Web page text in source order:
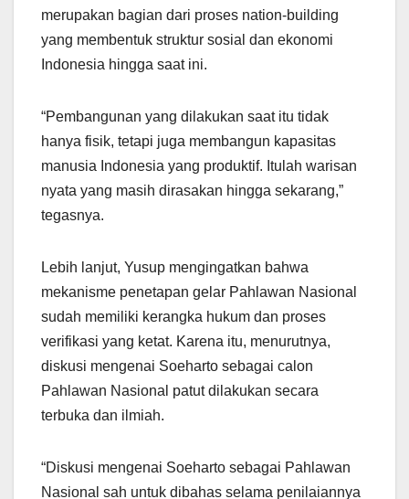
merupakan bagian dari proses nation-building
yang membentuk struktur sosial dan ekonomi
Indonesia hingga saat ini.
“Pembangunan yang dilakukan saat itu tidak
hanya fisik, tetapi juga membangun kapasitas
manusia Indonesia yang produktif. Itulah warisan
nyata yang masih dirasakan hingga sekarang,”
tegasnya.
Lebih lanjut, Yusup mengingatkan bahwa
mekanisme penetapan gelar Pahlawan Nasional
sudah memiliki kerangka hukum dan proses
verifikasi yang ketat. Karena itu, menurutnya,
diskusi mengenai Soeharto sebagai calon
Pahlawan Nasional patut dilakukan secara
terbuka dan ilmiah.
“Diskusi mengenai Soeharto sebagai Pahlawan
Nasional sah untuk dibahas selama penilaiannya